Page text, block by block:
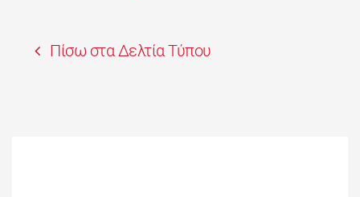
Πίσω στα Δελτία Τύπου